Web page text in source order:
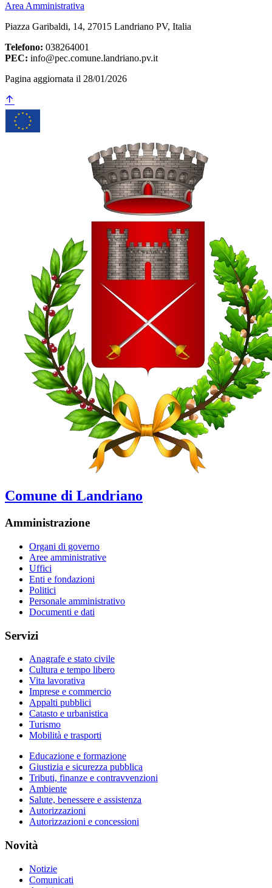
Area Amministrativa
Piazza Garibaldi, 14, 27015 Landriano PV, Italia
Telefono: 038264001
PEC: info@pec.comune.landriano.pv.it
Pagina aggiornata il 28/01/2026
Comune di Landriano
Amministrazione
Organi di governo
Aree amministrative
Uffici
Enti e fondazioni
Politici
Personale amministrativo
Documenti e dati
Servizi
Anagrafe e stato civile
Cultura e tempo libero
Vita lavorativa
Imprese e commercio
Appalti pubblici
Catasto e urbanistica
Turismo
Mobilità e trasporti
Educazione e formazione
Giustizia e sicurezza pubblica
Tributi, finanze e contravvenzioni
Ambiente
Salute, benessere e assistenza
Autorizzazioni
Autorizzazioni e concessioni
Novità
Notizie
Comunicati